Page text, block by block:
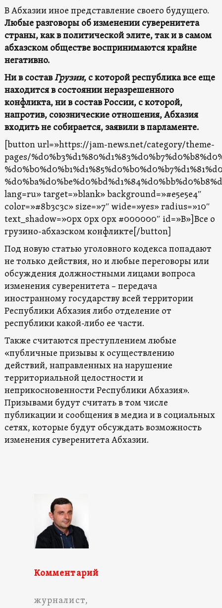
В Абхазии иное представление своего будущего.
Любые разговоры об изменении суверенитета
страны, как в политической элите, так и в самом
абхазском обществе воспринимаются крайне
негативно.
Ни в составГрузии, с которой республика все еще
находится в состоянии неразрешенного
конфликта, ни в состав России, с которой,
напротив, союзнические отношения, Абхазия
входить не собирается, заявили в парламенте.
[button url=»https://jam-news.net/category/theme-
pages/
lang=ru» target=»blank» background=»#e5e5e4″
color=»#8b3c3c» size=»7″ wide=»yes» radius=»10″
text_shadow=»0px 0px 0px #000000″ id=»В»]Все о
грузино-абхазском конфликте[/button]
Под новую статью уголовного кодекса попадают
не только действия, но и любые переговоры или
обсуждения должностными лицами вопроса
изменения суверенитета – передача
иностранному государству всей территории
Республики Абхазия либо отделение от
республики какой-либо ее части.
Также считаются преступлением любые
«публичные призывы к осуществлению
действий, направленных на нарушение
территориальной целостности и
неприкосновенности Республики Абхазия».
Призывами будут считать в том числе
публикации и сообщения в медиа и в социальных
сетях, которые будут обсуждать возможность
изменения суверенитета Абхазии.
Комментарий
журналист,